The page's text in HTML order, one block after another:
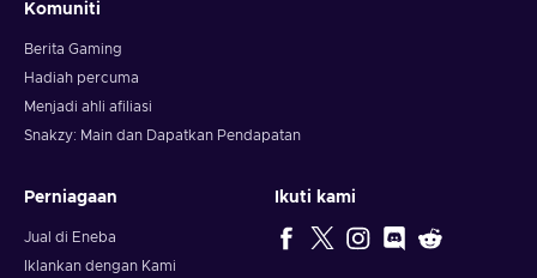
Komuniti
Berita Gaming
Hadiah percuma
Menjadi ahli afiliasi
Snakzy: Main dan Dapatkan Pendapatan
Perniagaan
Jual di Eneba
Iklankan dengan Kami
Ikuti kami